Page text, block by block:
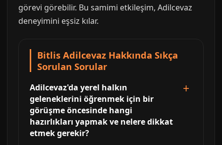
görevi görebilir. Bu samimi etkileşim, Adilcevaz
deneyimini eşsiz kılar.
Bitlis Adilcevaz Hakkında Sıkça
Sorulan Sorular
Adilcevaz'da yerel halkın
geleneklerini öğrenmek için bir
görüşme öncesinde hangi
hazırlıkları yapmak ve nelere dikkat
etmek gerekir?